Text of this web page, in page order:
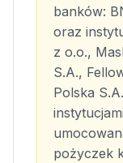
banków:
oraz
z o.o.,
S.A.,
Polska
pożyczek